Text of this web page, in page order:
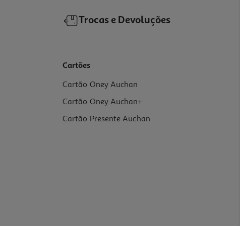
Trocas e Devoluções
Cartões
Cartão Oney Auchan
Cartão Oney Auchan+
Cartão Presente Auchan